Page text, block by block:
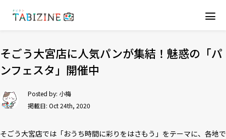
そごう大宮店に人気パンが集結！魅惑の「パ
ンフェスタ」開催中
Posted by: 小梅
掲載日: Oct 24th, 2020
そごう大宮店では「おうち時間に彩りをはさもう」をテーマに、各地で